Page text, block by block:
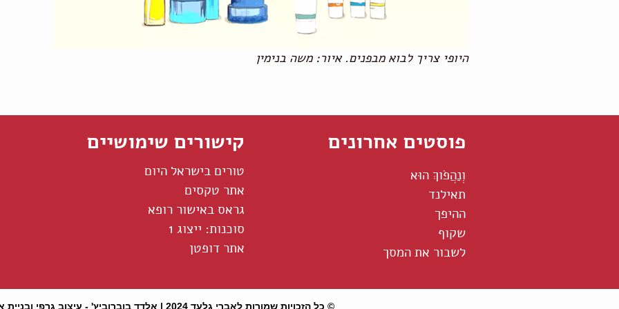
היופי צריך לבוא מבפנים. איור: משה בנימין
פוסטים אחרונים
וְנַהֲפֹוךְ הוּא
תאילנד
ההיפך
שקוף
לשבור את המסך
קישורים שימושיים
טורים בישראל היום
אתר טקסים
גראס באישור רופא
סוכנות: ייצוג 1
אתר דופטן
© כל הזכויות שמורות לאברי גלעד 2024 | אלדד בוברוביץ' - עיצוב גרפי ובניית